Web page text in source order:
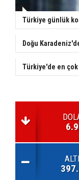
Türkiye günlük
Doğu
Türkiye'de en çok